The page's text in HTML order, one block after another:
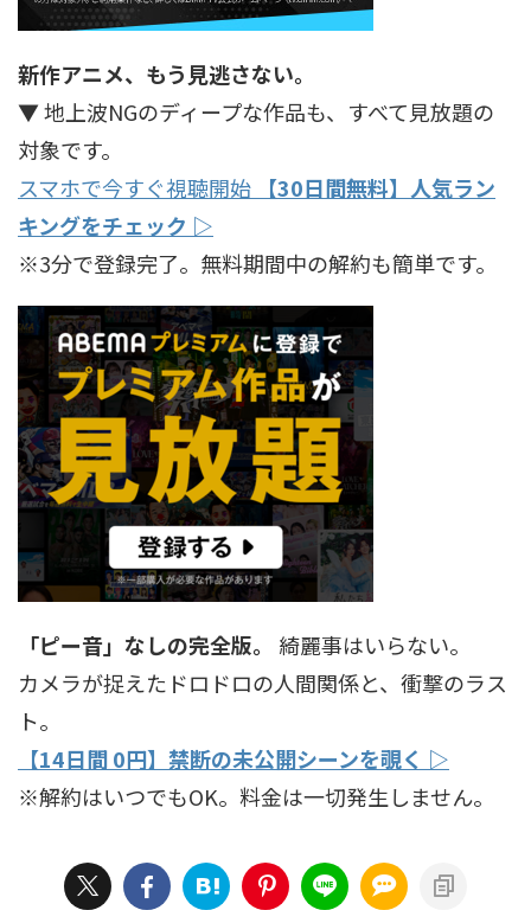
新作アニメ、もう見逃さない。
▼ 地上波NGのディープな作品も、すべて見放題の
対象です。
スマホで今すぐ視聴開始
【30日間無料】人気ラン
キングをチェック ▷
※3分で登録完了。無料期間中の解約も簡単です。
「ピー音」なしの完全版。
綺麗事はいらない。
カメラが捉えたドロドロの人間関係と、衝撃のラス
ト。
【14日間 0円】禁断の未公開シーンを覗く ▷
※解約はいつでもOK。料金は一切発生しません。